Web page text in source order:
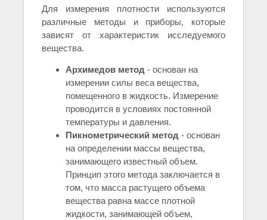
Для измерения плотности используются
различные методы и приборы, которые
зависят от характеристик исследуемого
вещества.
Архимедов метод - основан на
измерении силы веса вещества,
помещенного в жидкость. Измерение
проводится в условиях постоянной
температуры и давления.
Пикнометрический метод - основан
на определении массы вещества,
занимающего известный объем.
Принцип этого метода заключается в
том, что масса растущего объема
вещества равна массе плотной
жидкости, занимающей объем,